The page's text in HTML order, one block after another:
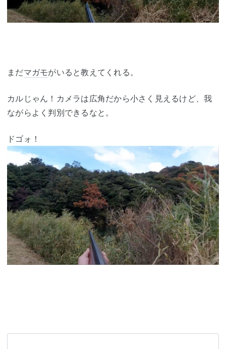
まだマガモがいると教えてくれる。
カルじゃん！カメラは広角だから小さく見えるけど、我
ながらよく判別できるなと。
ドゴォ！